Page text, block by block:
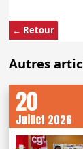
← Retour
Autres
20
Juillet 2026